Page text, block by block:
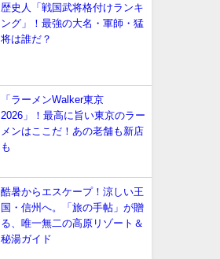
歴史人「戦国武将格付けランキ
ング」！最強の大名・軍師・猛
将は誰だ？
「ラーメンWalker東京
2026」！最高に旨い東京のラー
メンはここだ！あの老舗も新店
も
酷暑からエスケープ！涼しい王
国・信州へ。「旅の手帖」が贈
る、唯一無二の高原リゾート＆
秘湯ガイド